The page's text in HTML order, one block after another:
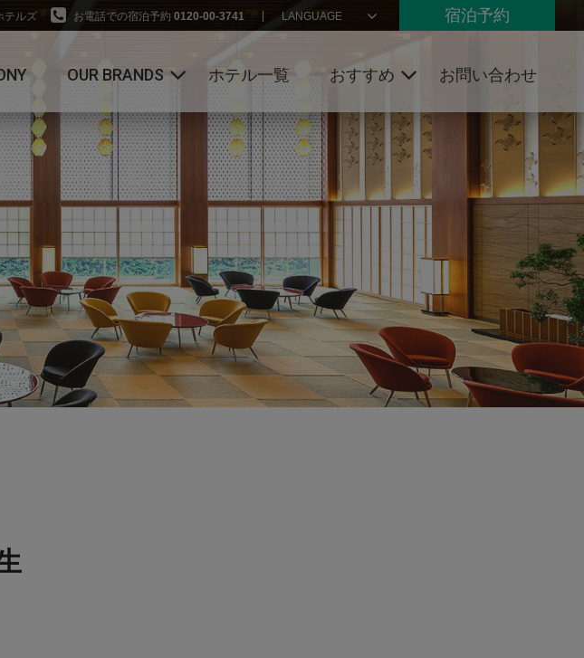
宿泊予約
LANGUAGE
お電話での宿泊予約 0120-00-3741
テルズ
OUR BRANDS
ニッコー・ホテルズ・インターナ
ショナル
ホテルJALシティ
ホテル一覧 おすすめ
トピックス
お問い合わせ